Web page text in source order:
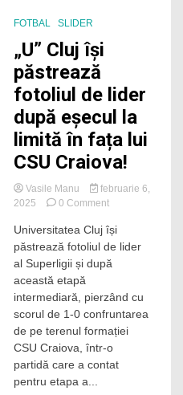
FOTBAL SLIDER
„U” Cluj își
păstrează
fotoliul de lider
după eșecul la
limită în fața lui
CSU Craiova!
Vasile Manu
februarie 6,
2025
0 Commenton
Cluj
își
păstrează
lider
după
eșecul
la
limită
Universitatea Cluj își
păstrează fotoliul de lider
al Superligii și după
această etapă
intermediară, pierzând cu
scorul de 1-0 confruntarea
de pe terenul formației
CSU Craiova, într-o
partidă care a contat
pentru etapa a...